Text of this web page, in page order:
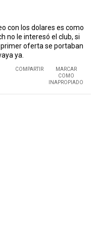
con los dolares es como
no le interesó el club, si
oferta se portaban
ya.
COMPARTIR
MARCAR
COMO
INAPROPIADO